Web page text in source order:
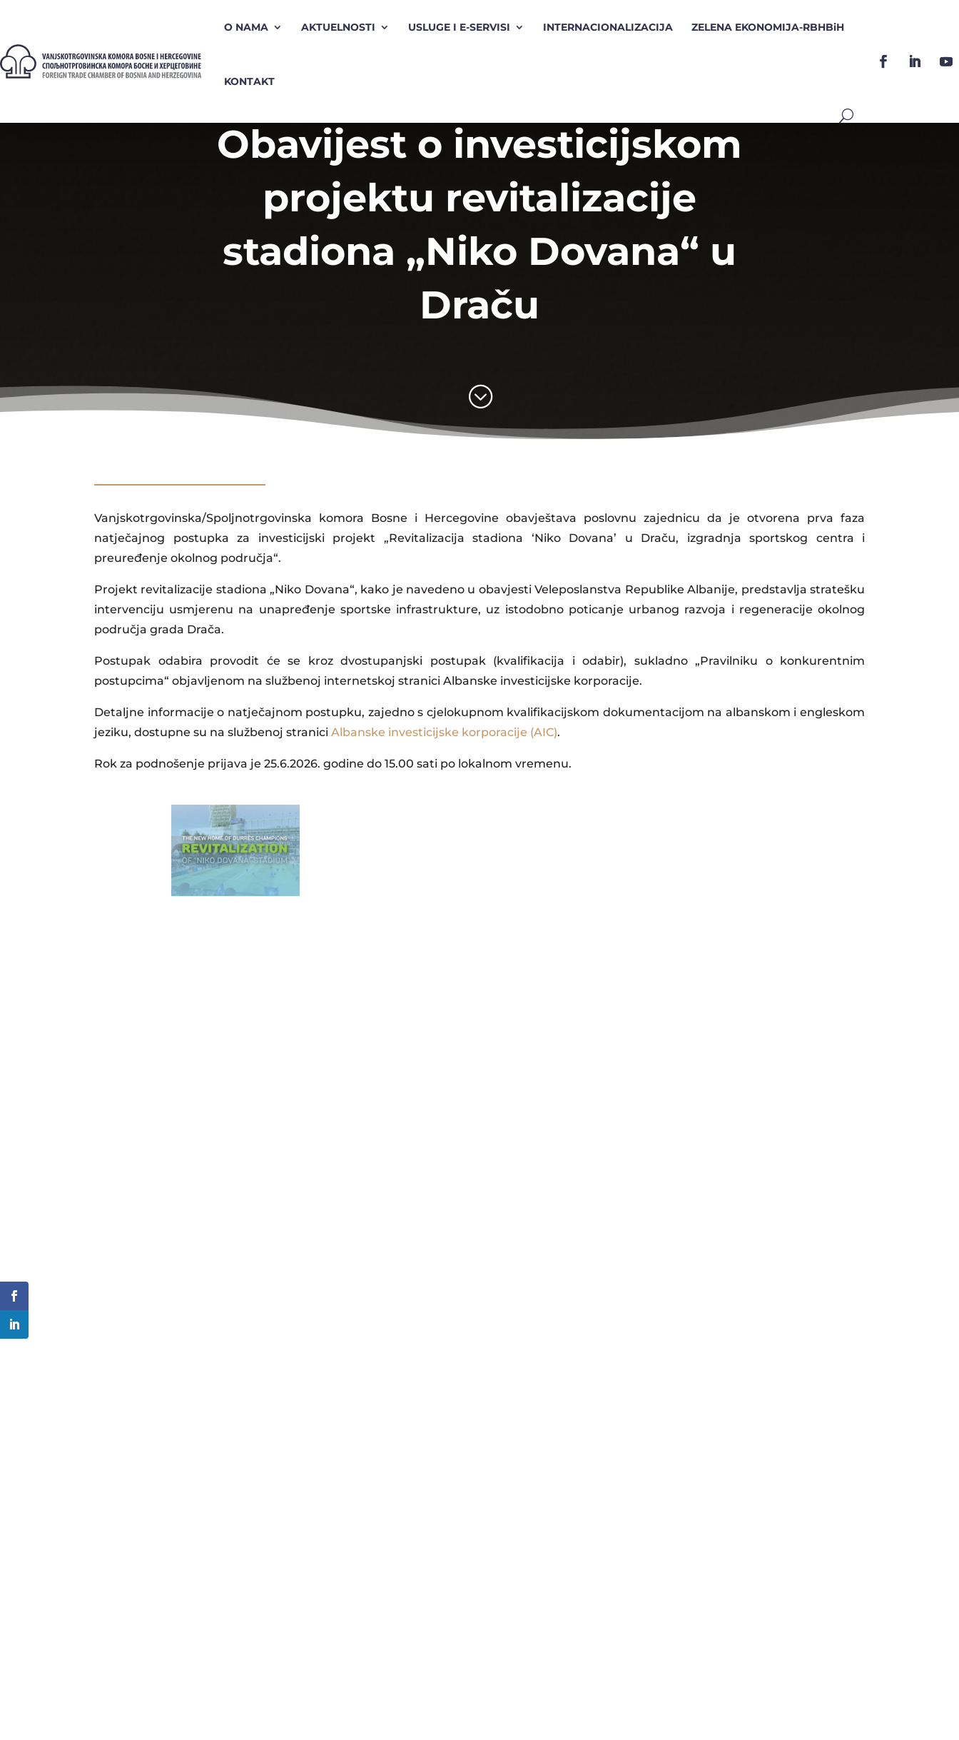
O NAMA AKTUELNOSTI USLUGE I E-SERVISI INTERNACIONALIZACIJA ZELENA EKONOMIJA-RBHBiH
KONTAKT
Obavijest o investicijskom
projektu revitalizacije
stadiona „Niko Dovana“ u
Draču
;
Vanjskotrgovinska/Spoljnotrgovinska komora Bosne i Hercegovine obavještava poslovnu zajednicu da je otvorena prva faza
natječajnog postupka za investicijski projekt „Revitalizacija stadiona ‘Niko Dovana’ u Draču, izgradnja sportskog centra i
preuređenje okolnog područja“.
Projekt revitalizacije stadiona „Niko Dovana“, kako je navedeno u obavjesti Veleposlanstva Republike Albanije, predstavlja stratešku
intervenciju usmjerenu na unapređenje sportske infrastrukture, uz istodobno poticanje urbanog razvoja i regeneracije okolnog
područja grada Drača.
Postupak odabira provodit će se kroz dvostupanjski postupak (kvalifikacija i odabir), sukladno „Pravilniku o konkurentnim
postupcima“ objavljenom na službenoj internetskoj stranici Albanske investicijske korporacije.
Detaljne informacije o natječajnom postupku, zajedno s cjelokupnom kvalifikacijskom dokumentacijom na albanskom i engleskom
jeziku, dostupne su na službenoj stranici Albanske investicijske korporacije (AIC).
Rok za podnošenje prijava je 25.6.2026. godine do 15.00 sati po lokalnom vremenu.